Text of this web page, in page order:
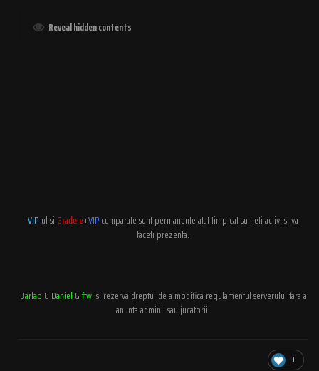
Reveal hidden contents
VIP-ul si Gradele+VIPcumparate sunt permanente atat timp cat sunteti activi si va
faceti prezenta.
Barlap &Daniel &ftwisi rezerva dreptul de a modifica regulamentul serverului fara a
anunta adminii sau jucatorii.
9